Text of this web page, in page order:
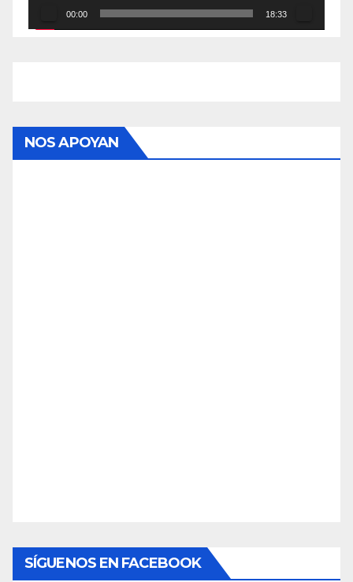
00:00 18:33
NOS APOYAN
SÍGUENOS EN FACEBOOK